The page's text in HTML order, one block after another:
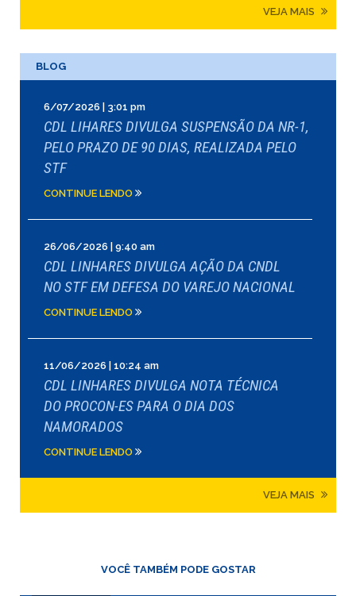
VEJA MAIS
BLOG
6/07/2026 | 3:01 pm
CDL LIHARES DIVULGA SUSPENSÃO DA NR-1,
PELO PRAZO DE 90 DIAS, REALIZADA PELO
STF
CONTINUE LENDO
26/06/2026 | 9:40 am
CDL LINHARES DIVULGA AÇÃO DA CNDL
NO STF EM DEFESA DO VAREJO NACIONAL
CONTINUE LENDO
11/06/2026 | 10:24 am
CDL LINHARES DIVULGA NOTA TÉCNICA
DO PROCON-ES PARA O DIA DOS
NAMORADOS
CONTINUE LENDO
VEJA MAIS
VOCÊ TAMBÉM PODE GOSTAR